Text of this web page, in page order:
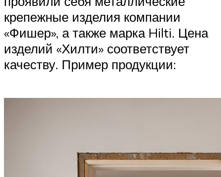
крепежные изделия компании
«Фишер», а также марка Hilti. Цена
изделий «Хилти» соответствует
качеству. Пример продукции: